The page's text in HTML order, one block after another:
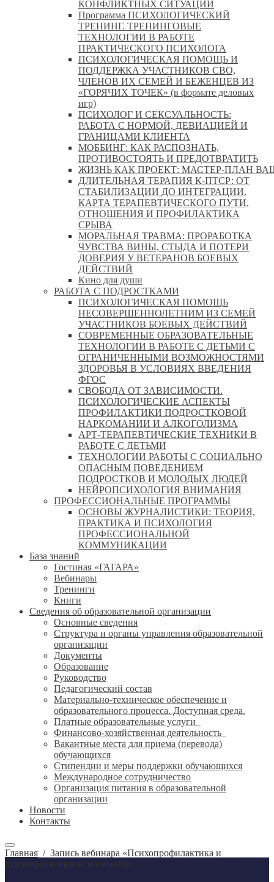
КОНФЛИКТНЫХ СИТУАЦИЙ
Программа ПСИХОЛОГИЧЕСКИЙ
ТРЕНИНГ. ТРЕНИНГОВЫЕ
ТЕХНОЛОГИИ В РАБОТЕ
ПРАКТИЧЕСКОГО ПСИХОЛОГА
ПСИХОЛОГИЧЕСКАЯ ПОМОЩЬ И
ПОДДЕРЖКА УЧАСТНИКОВ СВО,
ЧЛЕНОВ ИХ СЕМЕЙ И БЕЖЕНЦЕВ ИЗ
«ГОРЯЧИХ ТОЧЕК» (в формате деловых
игр)
ПСИХОЛОГ И СЕКСУАЛЬНОСТЬ:
РАБОТА С НОРМОЙ, ДЕВИАЦИЕЙ И
ГРАНИЦАМИ КЛИЕНТА
МОББИНГ: КАК РАСПОЗНАТЬ,
ПРОТИВОСТОЯТЬ И ПРЕДОТВРАТИТЬ
ЖИЗНЬ КАК ПРОЕКТ: МАСТЕР‑ПЛАН
ДЛИТЕЛЬНАЯ ТЕРАПИЯ К-ПТСР: ОТ
СТАБИЛИЗАЦИИ ДО ИНТЕГРАЦИИ.
КАРТА ТЕРАПЕВТИЧЕСКОГО ПУТИ,
ОТНОШЕНИЯ И ПРОФИЛАКТИКА
СРЫВА
МОРАЛЬНАЯ ТРАВМА: ПРОРАБОТКА
ЧУВСТВА ВИНЫ, СТЫДА И ПОТЕРИ
ДОВЕРИЯ У ВЕТЕРАНОВ БОЕВЫХ
ДЕЙСТВИЙ
Кино для души
РАБОТА С ПОДРОСТКАМИ
ПСИХОЛОГИЧЕСКАЯ ПОМОЩЬ
НЕСОВЕРШЕННОЛЕТНИМ ИЗ СЕМЕЙ
УЧАСТНИКОВ БОЕВЫХ ДЕЙСТВИЙ
СОВРЕМЕННЫЕ ОБРАЗОВАТЕЛЬНЫЕ
ТЕХНОЛОГИИ В РАБОТЕ С ДЕТЬМИ С
ОГРАНИЧЕННЫМИ ВОЗМОЖНОСТЯМИ
ЗДОРОВЬЯ В УСЛОВИЯХ ВВЕДЕНИЯ
ФГОС
СВОБОДА ОТ ЗАВИСИМОСТИ.
ПСИХОЛОГИЧЕСКИЕ АСПЕКТЫ
ПРОФИЛАКТИКИ ПОДРОСТКОВОЙ
НАРКОМАНИИ И АЛКОГОЛИЗМА
АРТ-ТЕРАПЕВТИЧЕСКИЕ ТЕХНИКИ В
РАБОТЕ С ДЕТЬМИ
ТЕХНОЛОГИИ РАБОТЫ С СОЦИАЛЬНО
ОПАСНЫМ ПОВЕДЕНИЕМ
ПОДРОСТКОВ И МОЛОДЫХ ЛЮДЕЙ
НЕЙРОПСИХОЛОГИЯ ВНИМАНИЯ
ПРОФЕССИОНАЛЬНЫЕ ПРОГРАММЫ
ОСНОВЫ ЖУРНАЛИСТИКИ: ТЕОРИЯ,
ПРАКТИКА И ПСИХОЛОГИЯ
ПРОФЕССИОНАЛЬНОЙ
КОММУНИКАЦИИ
База знаний
Гостиная «ГАГАРА»
Вебинары
Тренинги
Книги
Сведения об образовательной организации
Основные сведения
Структура и органы управления образовательной
организации
Документы
Образование
Руководство
Педагогический состав
Материально-техническое обеспечение и
образовательного процесса. Доступная среда.
Платные образовательные услуги
Финансово-хозяйственная деятельность
Вакантные места для приема (перевода)
обучающихся
Стипендии и меры поддержки обучающихся
Международное сотрудничество
Организация питания в образовательной
организации
Новости
Контакты
Главная / Запись вебинара «Психопрофилактика и